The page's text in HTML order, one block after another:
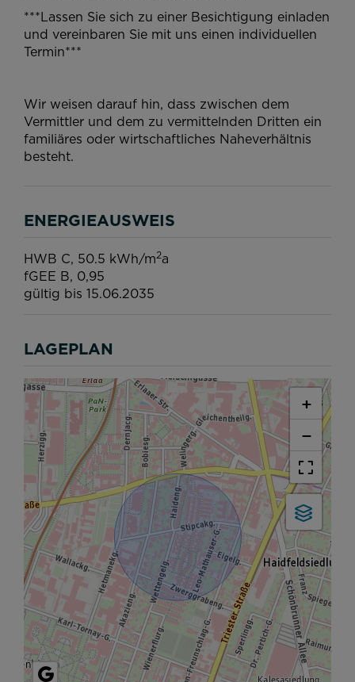
***Lassen Sie sich zu einer Besichtigung einladen
und vereinbaren Sie mit uns einen individuellen
Termin***
Wir weisen darauf hin, dass zwischen dem
Vermittler und dem zu vermittelnden Dritten ein
familiäres oder wirtschaftliches Naheverhältnis
besteht.
ENERGIEAUSWEIS
HWB C, 50.5 kWh/m2a
fGEE B, 0,95
gültig bis 15.06.2035
LAGEPLAN
+
−